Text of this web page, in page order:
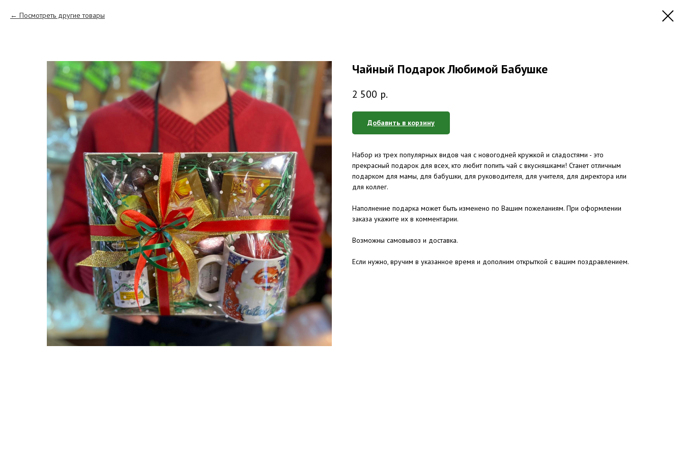
Посмотреть другие товары
Чайный Подарок Любимой Бабушке
2 500 р.
Добавить в корзину
Набор из трех популярных видов чая с новогодней кружкой и сладостями - это
прекрасный подарок для всех, кто любит попить чай с вкусняшками! Станет отличным
подарком для мамы, для бабушки, для руководителя, для учителя, для директора или
для коллег.
Наполнение подарка может быть изменено по Вашим пожеланиям. При оформлении
заказа укажите их в комментарии.
Возможны самовывоз и доставка.
Если нужно, вручим в указанное время и дополним открыткой с вашим поздравлением.